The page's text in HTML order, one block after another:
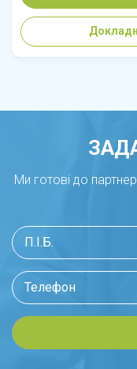
Ми готові до